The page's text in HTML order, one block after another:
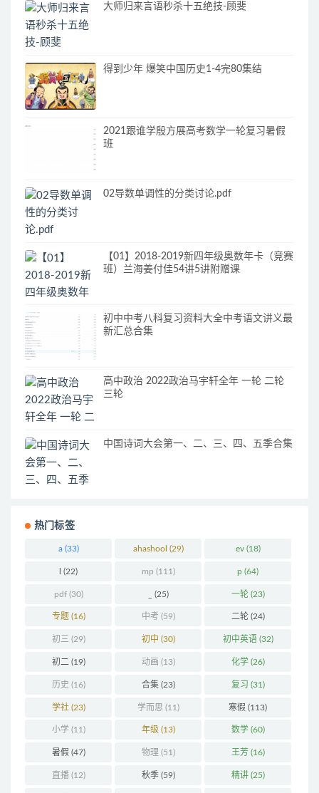
大师归来言语秒杀十五绝技-顾斐
得到少年 爆笑中国历史1-4完80集结
2021跟谁学殷方展高考数学一轮复习暑假
班
02导数单调性的分类讨论.pdf
【01】2018-2019新四年级奥数年卡（竞赛
班）兰海姜付佳54讲5讲附赠课
初中中考八科复习资料大全中考语文讲义最
新汇总合集
高中政治 2022政治马宇轩全年 一轮 二轮
三轮
中国诗词大会第一、二、三、四、五季合集
热门标签
a(33) ahashool (29) ev(18)
(22) mp (111) p (64)
pdf(30) (25) 一轮(23)
专题(16) 中考 (59) 二轮(24)
初三 (29) 初中 (30) 初中英语(32)
初二 (19) 动画 (13) 化学(26)
历史 (16) 合集(23) 复习 (31)
学社(23) 学而思 (11) 寒假 (113)
小学(11) 年级 (13) 数学(60)
暑假 (47) 物理 (51) 王芳(16)
直播(12) 秋季(59) 精讲(25)